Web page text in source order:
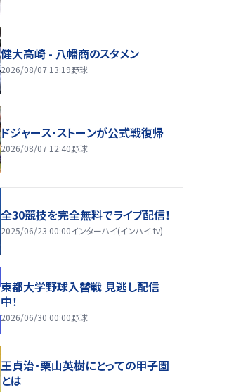
健大高崎 - 八幡商のスタメン
2026/08/07 13:19野球
ドジャース・ストーンが公式戦復帰
2026/08/07 12:40野球
全30競技を完全無料でライブ配信！
2025/06/23 00:00インターハイ(インハイ.tv)
東都大学野球入替戦 見逃し配信
中！
2026/06/30 00:00野球
王貞治・栗山英樹にとっての甲子園
とは